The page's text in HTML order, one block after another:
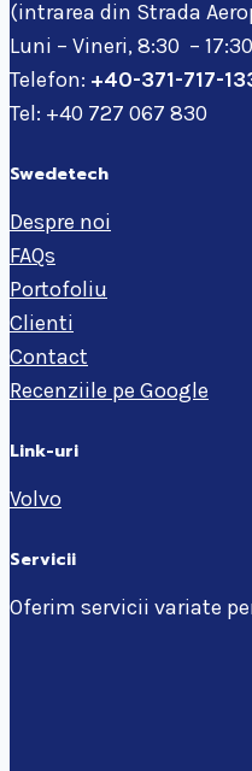
(intrarea din Strada
Luni – Vineri, 8:30 – 17:30
Telefon: +40-371-717-
Tel: +40 727 067 830
Swedetech
Despre noi
FAQs
Portofoliu
Clienti
Contact
Recenziile pe Google
Link-uri
Volvo
Servicii
Oferim servicii variate